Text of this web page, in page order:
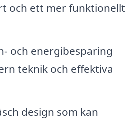
och ett mer funktionellt
och energibesparing
teknik och effektiva
design som kan